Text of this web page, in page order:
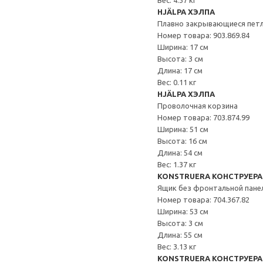
HJÄLPA ХЭЛПА
Плавно закрывающиеся
Номер товара: 903.869.84
Ширина: 17 см
Высота: 3 см
Длина: 17 см
Вес: 0.11 кг
HJÄLPA ХЭЛПА
Проволочная корзина
Номер товара: 703.874.99
Ширина: 51 см
Высота: 16 см
Длина: 54 см
Вес: 1.37 кг
KONSTRUERA КОНСТРУЕРА
Ящик без фронтальной
Номер товара: 704.367.82
Ширина: 53 см
Высота: 3 см
Длина: 55 см
Вес: 3.13 кг
KONSTRUERA КОНСТРУЕРА